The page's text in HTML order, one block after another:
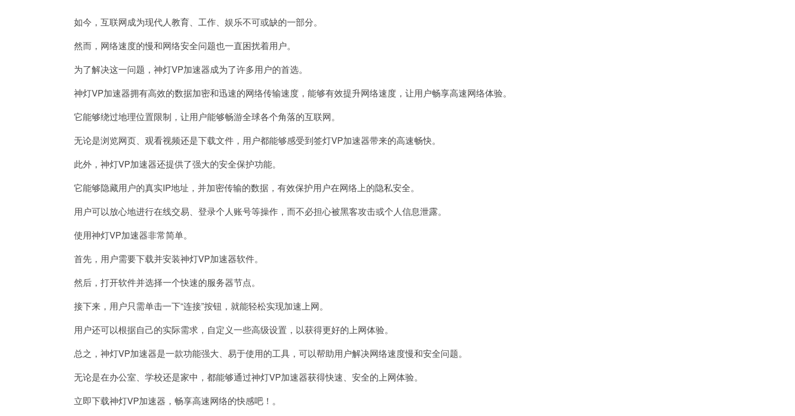
如今，互联网成为现代人教育、工作、娱乐不可或缺的一部分。
然而，网络速度的慢和网络安全问题也一直困扰着用户。
为了解决这一问题，神灯VP加速器成为了许多用户的首选。
神灯VP加速器拥有高效的数据加密和迅速的网络传输速度，能够有效提升网络速度，让用户畅享高速网络体验。
它能够绕过地理位置限制，让用户能够畅游全球各个角落的互联网。
无论是浏览网页、观看视频还是下载文件，用户都能够感受到签灯VP加速器带来的高速畅快。
此外，神灯VP加速器还提供了强大的安全保护功能。
它能够隐藏用户的真实IP地址，并加密传输的数据，有效保护用户在网络上的隐私安全。
用户可以放心地进行在线交易、登录个人账号等操作，而不必担心被黑客攻击或个人信息泄露。
使用神灯VP加速器非常简单。
首先，用户需要下载并安装神灯VP加速器软件。
然后，打开软件并选择一个快速的服务器节点。
接下来，用户只需单击一下“连接”按钮，就能轻松实现加速上网。
用户还可以根据自己的实际需求，自定义一些高级设置，以获得更好的上网体验。
总之，神灯VP加速器是一款功能强大、易于使用的工具，可以帮助用户解决网络速度慢和安全问题。
无论是在办公室、学校还是家中，都能够通过神灯VP加速器获得快速、安全的上网体验。
立即下载神灯VP加速器，畅享高速网络的快感吧！。